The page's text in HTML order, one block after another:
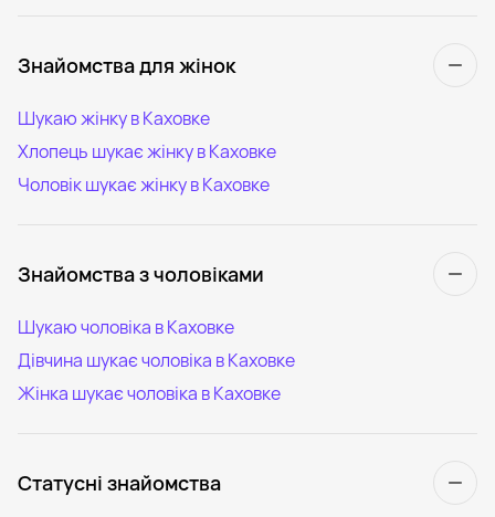
Знайомства для жінок
Шукаю жінку в Каховке
Хлопець шукає жінку в Каховке
Чоловік шукає жінку в Каховке
Знайомства з чоловіками
Шукаю чоловіка в Каховке
Дівчина шукає чоловіка в Каховке
Жінка шукає чоловіка в Каховке
Статусні знайомства